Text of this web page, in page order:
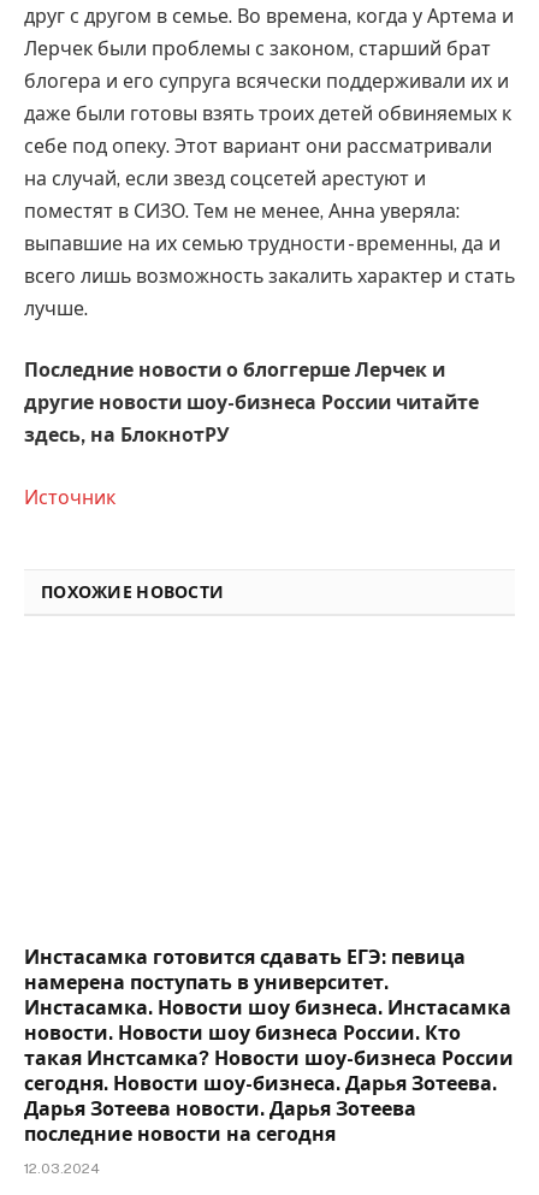
друг с другом в семье. Во времена, когда у Артема и
Лерчек были проблемы с законом, старший брат
блогера и его супруга всячески поддерживали их и
даже были готовы взять троих детей обвиняемых к
себе под опеку. Этот вариант они рассматривали
на случай, если звезд соцсетей арестуют и
поместят в СИЗО. Тем не менее, Анна уверяла:
выпавшие на их семью трудности - временны, да и
всего лишь возможность закалить характер и стать
лучше.
Последние новости о блоггерше Лерчек и
другие новости шоу-бизнеса России читайте
здесь, на БлокнотРУ
Источник
ПОХОЖИЕ НОВОСТИ
Инстасамка готовится сдавать ЕГЭ: певица
намерена поступать в университет.
Инстасамка. Новости шоу бизнеса. Инстасамка
новости. Новости шоу бизнеса России. Кто
такая Инстсамка? Новости шоу-бизнеса России
сегодня. Новости шоу-бизнеса. Дарья Зотеева.
Дарья Зотеева новости. Дарья Зотеева
последние новости на сегодня
12.03.2024